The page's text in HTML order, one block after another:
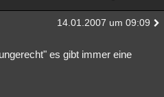
14.01.2007 um 09:09
es gibt immer eine